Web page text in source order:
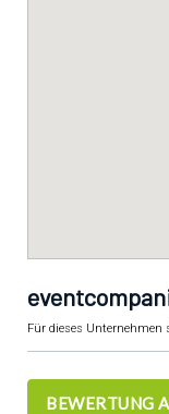
Für dieses Unternehmen
BEWERTUNG